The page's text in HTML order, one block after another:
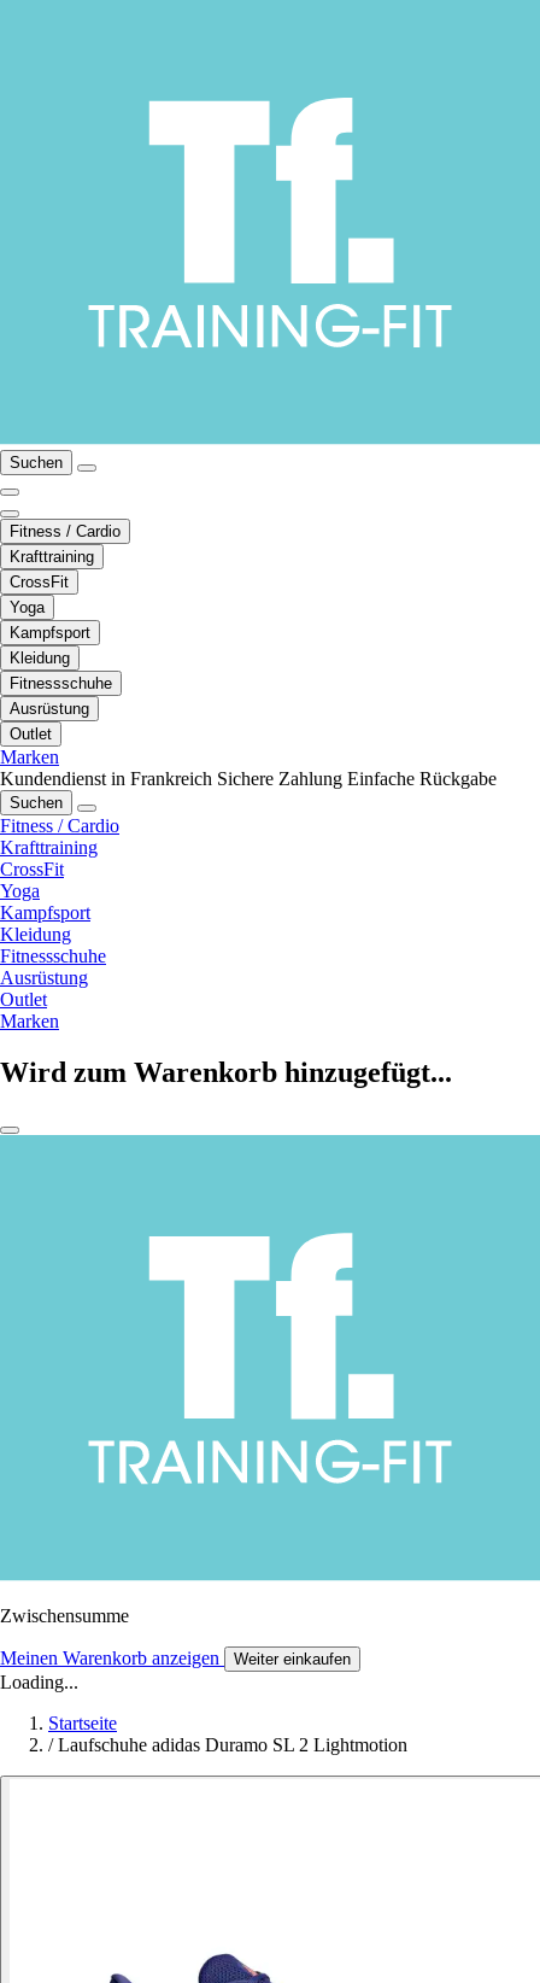
Suchen
Fitness / Cardio
Krafttraining
CrossFit
Yoga
Kampfsport
Kleidung
Fitnessschuhe
Ausrüstung
Outlet
Marken
Kundendienst in Frankreich Sichere Zahlung Einfache Rückgabe
Suchen
Fitness / Cardio
Krafttraining
CrossFit
Yoga
Kampfsport
Kleidung
Fitnessschuhe
Ausrüstung
Outlet
Marken
Wird zum Warenkorb hinzugefügt...
Zwischensumme
Meinen Warenkorb anzeigen Weiter einkaufen
Loading...
Startseite
/ Laufschuhe adidas Duramo SL 2 Lightmotion